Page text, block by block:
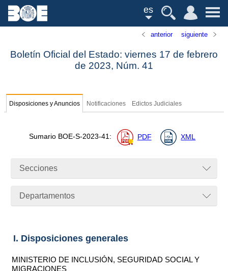
es
anterior siguiente
Boletín Oficial del Estado: viernes 17 de febrero
de 2023, Núm. 41
Disposiciones y Anuncios Notificaciones Edictos Judiciales
Sumario BOE-S-2023-41: PDF XML
Secciones
Departamentos
I. Disposiciones generales
MINISTERIO DE INCLUSIÓN, SEGURIDAD SOCIAL Y
MIGRACIONES